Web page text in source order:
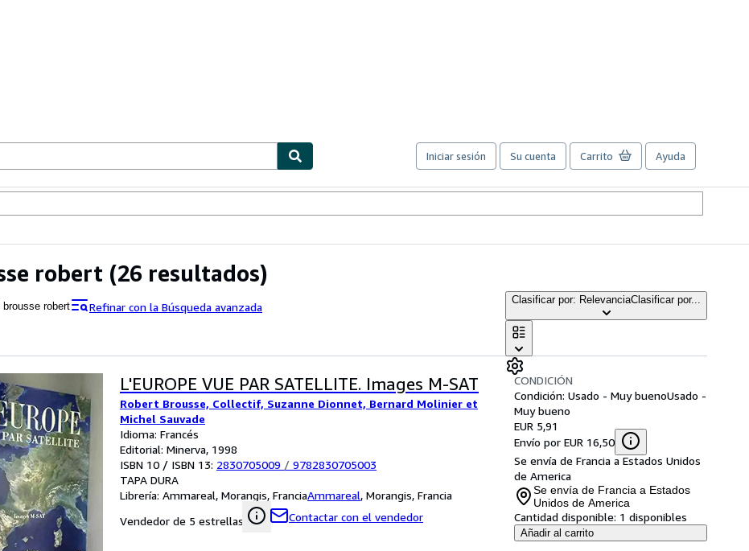
Iniciar sesión Su cuenta Carrito Ayuda
robert (26 resultados)
brousse robert Refinar con la Búsqueda avanzada Clasificar por: RelevanciaClasificar por...
L'EUROPE VUE PAR SATELLITE. Images M-SAT
Robert Brousse, Collectif, Suzanne Dionnet, Bernard Molinier et
Michel Sauvade
Idioma: Francés
Editorial: Minerva, 1998
ISBN 10 / ISBN 13: 2830705009 / 9782830705003
TAPA DURA
Librería: Ammareal, Morangis, FranciaAmmareal, Morangis, Francia
Vendedor de 5 estrellas
Contactar con el vendedor
CONDICIÓN
Condición: Usado - Muy buenoUsado -
Muy bueno
EUR 5,91
Envío por EUR 16,50
Se envía de Francia a Estados Unidos
de America
Se envía de Francia a Estados
Unidos de America
Cantidad disponible: 1 disponibles
Añadir al carrito